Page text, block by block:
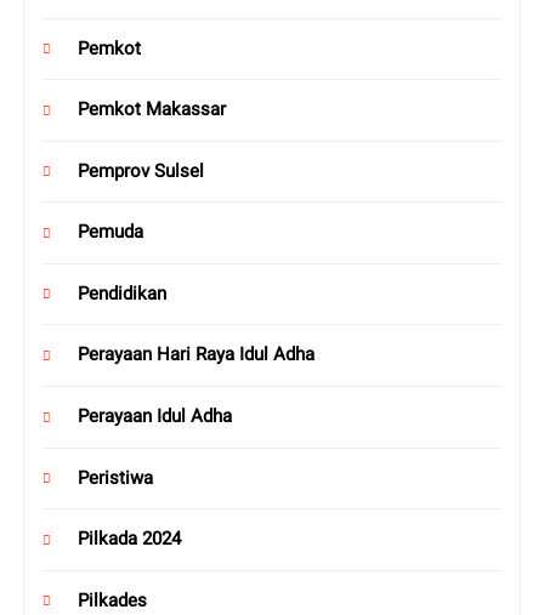
Pemkot
Pemkot Makassar
Pemprov Sulsel
Pemuda
Pendidikan
Perayaan Hari Raya Idul Adha
Perayaan Idul Adha
Peristiwa
Pilkada 2024
Pilkades